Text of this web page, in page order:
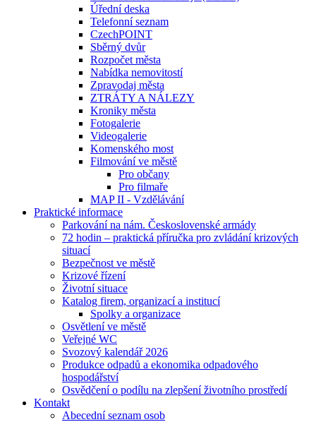
Úřední deska
Telefonní seznam
CzechPOINT
Sběrný dvůr
Rozpočet města
Nabídka nemovitostí
Zpravodaj města
ZTRÁTY A NÁLEZY
Kroniky města
Fotogalerie
Videogalerie
Komenského most
Filmování ve městě
Pro občany
Pro filmaře
MAP II - Vzdělávání
Praktické informace
Parkování na nám. Československé armády
72 hodin – praktická příručka pro zvládání krizových
situací
Bezpečnost ve městě
Krizové řízení
Životní situace
Katalog firem, organizací a institucí
Spolky a organizace
Osvětlení ve městě
Veřejné WC
Svozový kalendář 2026
Produkce odpadů a ekonomika odpadového
hospodářství
Osvědčení o podílu na zlepšení životního prostředí
Kontakt
Abecední seznam osob